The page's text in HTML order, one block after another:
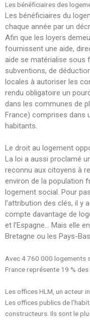
Les bénéficiaires des
Les bénéficiaires du
chaque année par un
Afin que les loyers
fournissent une aide,
aide se matérialise sous
subventions, de
locales à autoriser les
rendu obligatoire un
dans les communes de
France) comprises dans
habitants.
Le droit au logement
La loi a aussi proclamé
reconnu aux citoyens à
environ de la population
logement social. Pour
l’attribution des clés, il y
compte davantage de
et l’Espagne… Mais elle
Bretagne ou les Pays-
Avec 4 760 000 logements
France représente 19 % des
Les offices HLM, un acteur
Les offices publics de
constructeurs. Ils sont le